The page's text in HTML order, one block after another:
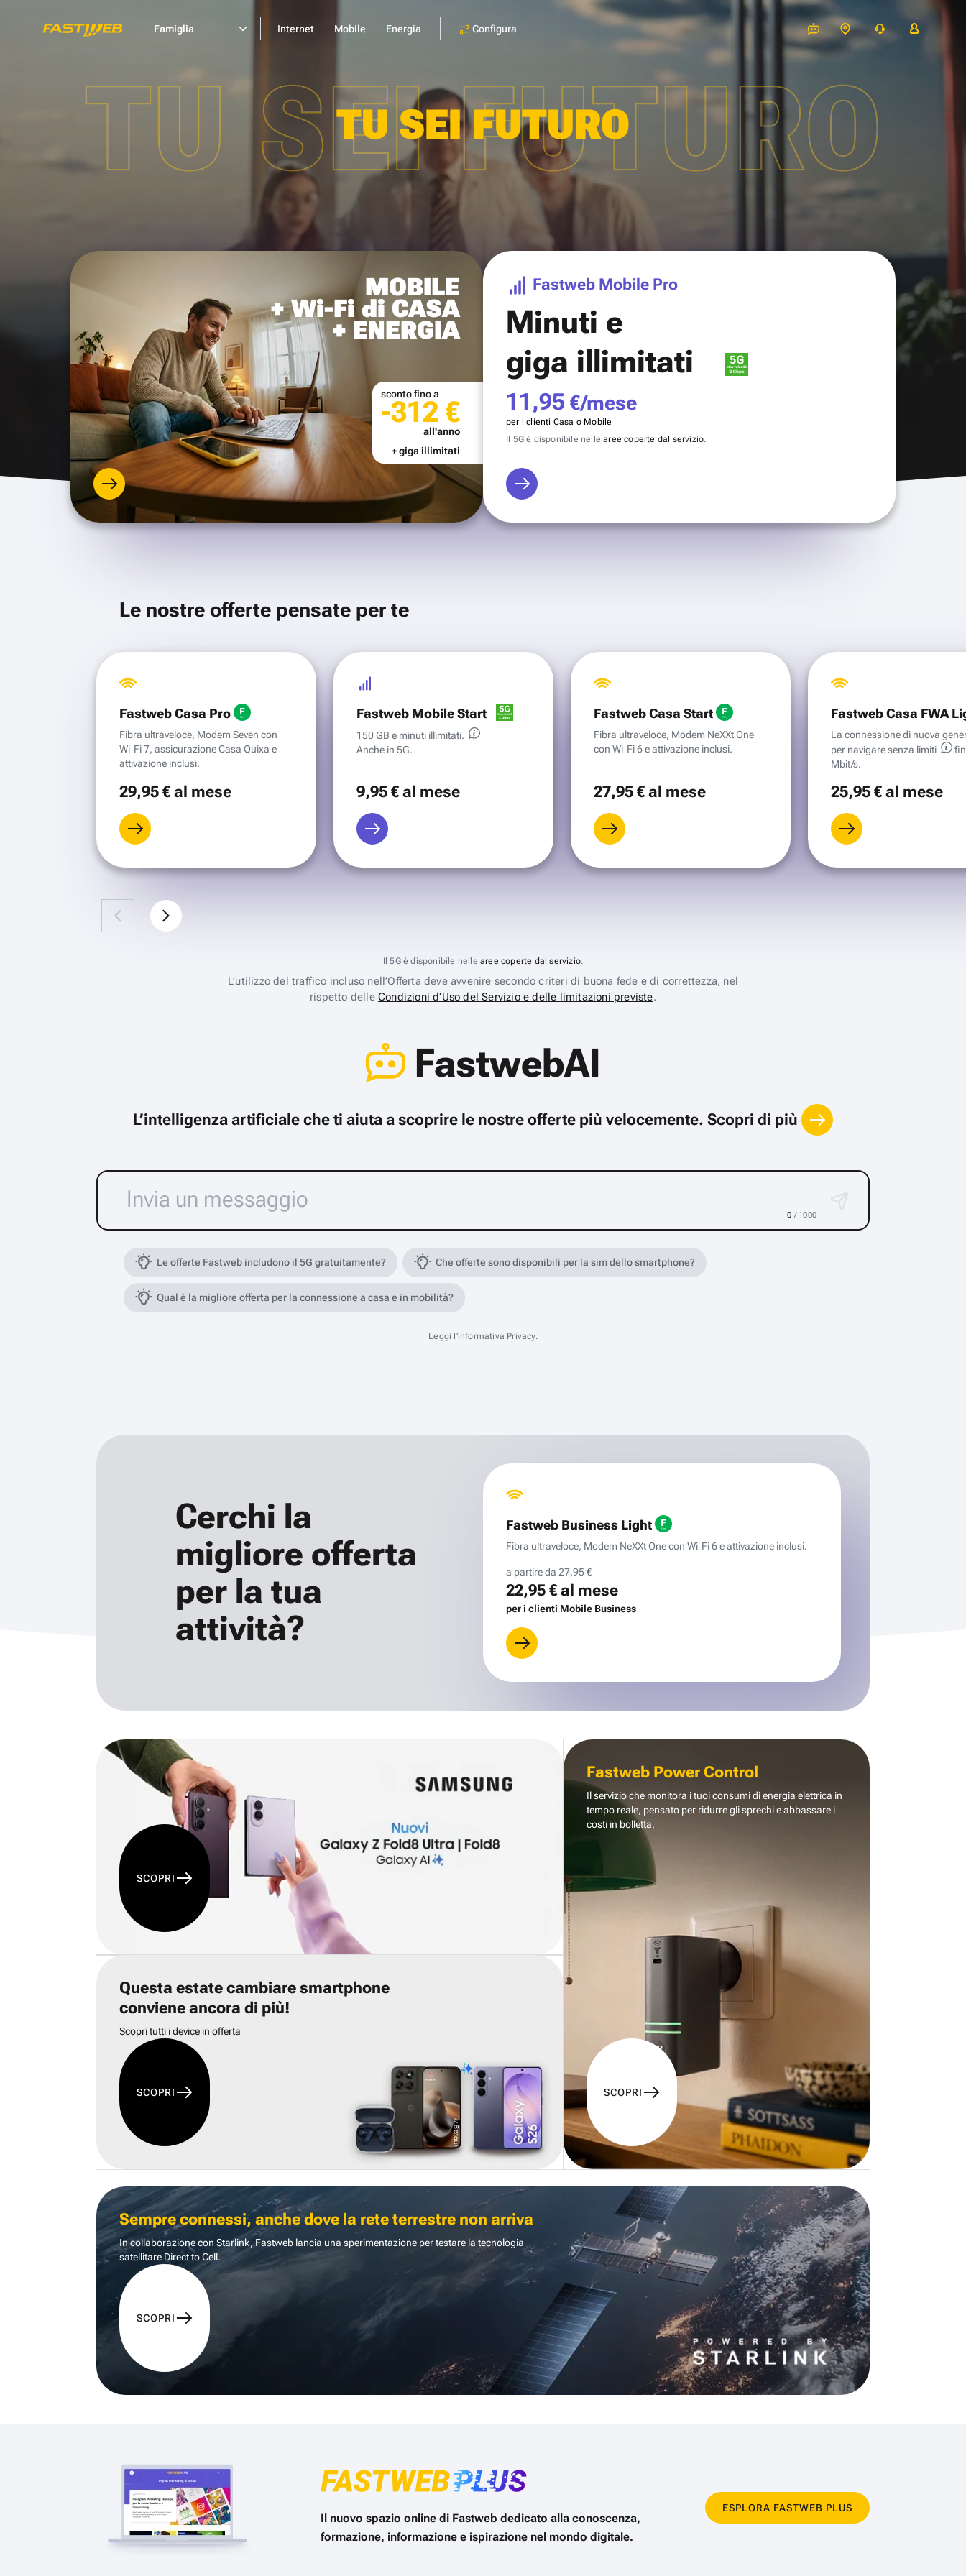
Famiglia Internet Mobile Energia Configura
TU SEI FUTURO
TU SEI FUTURO
MOBILE
+ Wi-Fi di CASA
+ ENERGIA
sconto fino a
-312 €
all'anno
+ giga illimitati
Fastweb Mobile Pro
Minuti e
giga illimitati
11,95 €/mese
per i clienti Casa o Mobile
Il 5G è disponibile nellearee coperte dal servizio.
Le nostre offerte pensate per te
Fastweb Casa Pro
Fibra ultraveloce, Modem Seven con
Wi‑Fi 7, assicurazione Casa Quixa e
attivazione inclusi.
29,95 €al mese
Fastweb Mobile Start
150 GB e minuti illimitati.
Anche in 5G.
9,95 €al mese
Fastweb Casa Start
Fibra ultraveloce, Modem NeXXt One
con Wi‑Fi 6 e attivazione inclusi.
27,95 €al mese
Fastweb Casa FWA
La connessione di nuova
per navigare senza limiti
Mbit/s.
25,95 €al mese
Il 5G è disponibile nelle aree coperte dal servizio.
L’utilizzo del traffico incluso nell’Offerta deve avvenire secondo criteri di buona fede e di correttezza, nel
rispetto delleCondizioni d’Uso del Servizio e delle limitazioni previste.
FastwebAI
L’intelligenza artificiale che ti aiuta a scoprire le nostre offerte più velocemente. Scopri di più
0 / 1000
Le offerte Fastweb includono il 5G gratuitamente? Che offerte sono disponibili per la sim dello smartphone?
Qual è la migliore offerta per la connessione a casa e in mobilità?
Leggi l'informativa Privacy.
Cerchi la
migliore offerta
per la tua
attività?
Fastweb Business Light
Fibra ultraveloce, Modem NeXXt One con Wi‑Fi 6 e attivazione inclusi.
a partire da 27,95 €
22,95 €al mese
per i clienti Mobile Business
SCOPRI
Questa estate cambiare smartphone
conviene ancora di più!
Scopri tutti i device in offerta
SCOPRI
Fastweb Power Control
Il servizio che monitora i tuoi consumi di energia elettrica in
tempo reale, pensato per ridurre gli sprechi e abbassare i
costi in bolletta.
SCOPRI
Sempre connessi, anche dove la rete terrestre non arriva
In collaborazione con Starlink, Fastweb lancia una sperimentazione per testare la tecnologia
satellitare Direct to Cell.
SCOPRI
Il nuovo spazio online di Fastweb dedicato alla conoscenza,
formazione, informazione e ispirazione nel mondo digitale.
ESPLORA FASTWEB PLUS